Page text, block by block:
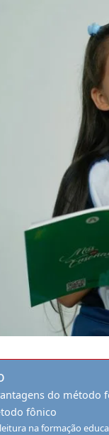
do método
fônico
na formação